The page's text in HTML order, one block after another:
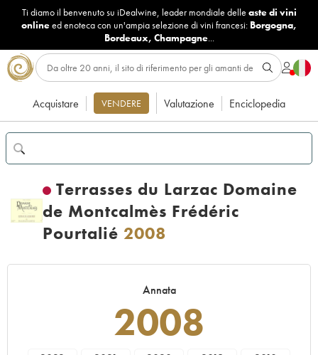
Ti diamo il benvenuto su iDealwine, leader mondiale delle aste di vini
onlineed enoteca con un'ampia selezione di vini francesi: Borgogna,
Bordeaux, Champagne...
Acquistare VENDERE Valutazione Enciclopedia
Terrasses du Larzac Domaine
de Montcalmès Frédéric
Pourtalié 2008
Annata
2008